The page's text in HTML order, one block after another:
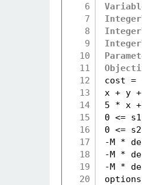
6
7
8
9
10
11
12
13
14
15
16
17
18
19
20
cost =
x + y
5 * x
0 <=
0 <=
-M *
-M *
-M *